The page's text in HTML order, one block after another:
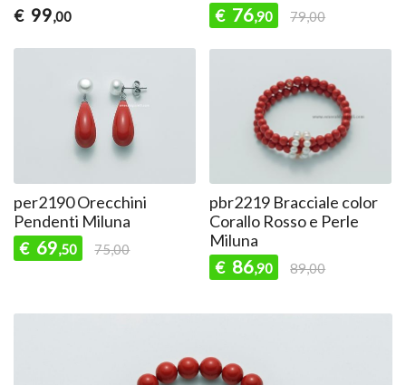
€ 99,00
€ 76,90 79,00
per2190 Orecchini
Pendenti Miluna
€ 69,50 75,00
pbr2219 Bracciale color
Corallo Rosso e Perle
Miluna
€ 86,90 89,00